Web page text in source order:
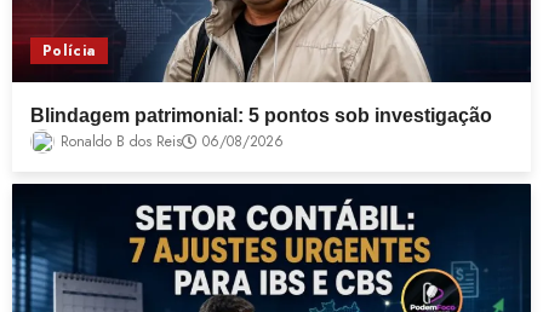
Polícia
Blindagem patrimonial: 5 pontos sob investigação
Ronaldo B dos Reis 06/08/2026